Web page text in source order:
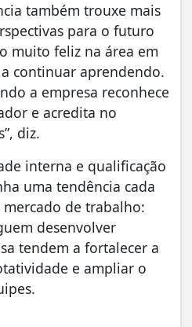
também trouxe mais
para o futuro
muito feliz na área em
continuar aprendendo.
a empresa reconhece
e acredita no
diz.
interna e qualificação
uma tendência cada
de trabalho:
desenvolver
tendem a fortalecer a
e ampliar o